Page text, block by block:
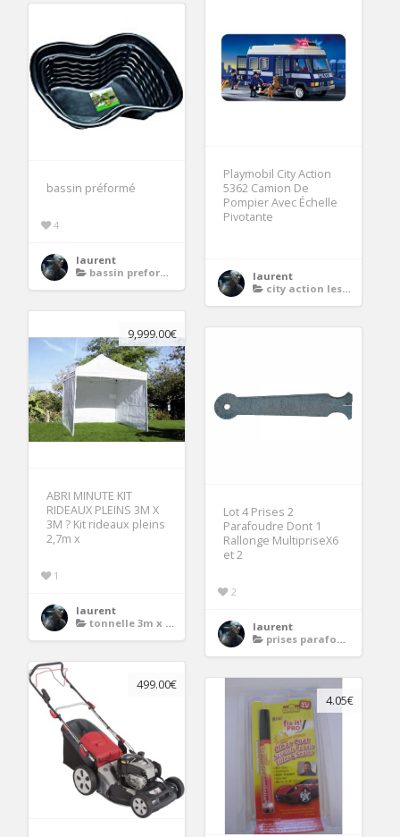
Playmobil City Action
5362 Camion De
Pompier Avec Échelle
Pivotante
laurent
city action les policiers
bassin préformé
4
laurent
bassin preforme
9,999.00€
ABRI MINUTE KIT
RIDEAUX PLEINS 3M X
3M ? Kit rideaux pleins
2,7m x
1
laurent
tonnelle 3m x 3m avec rideaux
Lot 4 Prises 2
Parafoudre Dont 1
Rallonge MultipriseX6
et 2
2
laurent
prises parafoudres
499.00€
4.05€